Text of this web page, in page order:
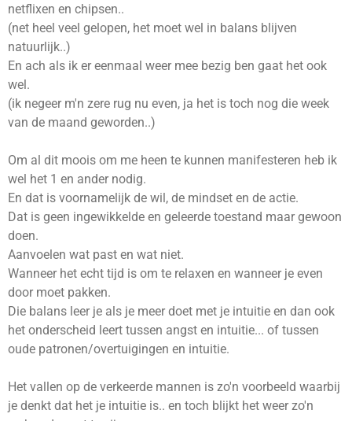
netflixen en chipsen..
(net heel veel gelopen, het moet wel in balans blijven
natuurlijk..)
En ach als ik er eenmaal weer mee bezig ben gaat het ook
wel.
(ik negeer m'n zere rug nu even, ja het is toch nog die week
van de maand geworden..)
Om al dit moois om me heen te kunnen manifesteren heb ik
wel het 1 en ander nodig.
En dat is voornamelijk de wil, de mindset en de actie.
Dat is geen ingewikkelde en geleerde toestand maar gewoon
doen.
Aanvoelen wat past en wat niet.
Wanneer het echt tijd is om te relaxen en wanneer je even
door moet pakken.
Die balans leer je als je meer doet met je intuitie en dan ook
het onderscheid leert tussen angst en intuitie... of tussen
oude patronen/overtuigingen en intuitie.
Het vallen op de verkeerde mannen is zo'n voorbeeld waarbij
je denkt dat het je intuitie is.. en toch blijkt het weer zo'n